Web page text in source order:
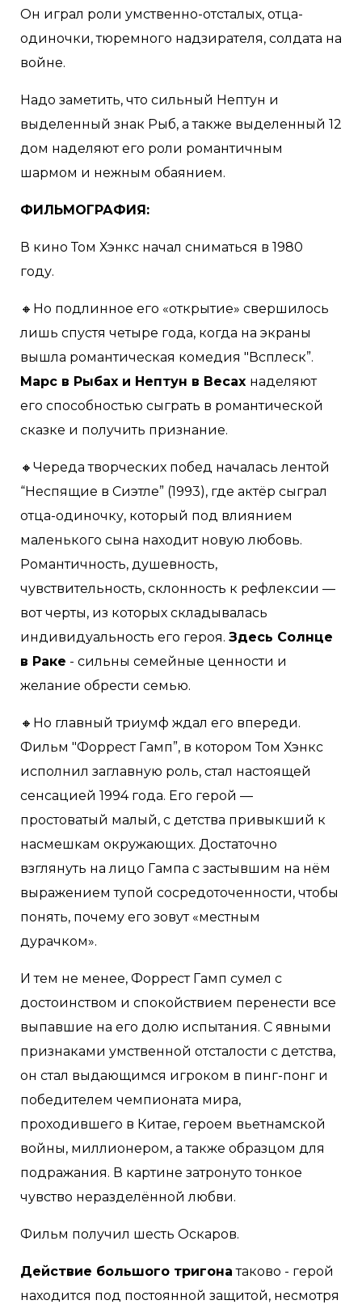
Он играл роли умственно-отсталых, отца-
одиночки, тюремного надзирателя, солдата на
войне.
Надо заметить, что сильный Нептун и
выделенный знак Рыб, а также выделенный 12
дом наделяют его роли романтичным
шармом и нежным обаянием.
ФИЛЬМОГРАФИЯ:
В кино Том Хэнкс начал сниматься в 1980
году.
🔸Но подлинное его «открытие» свершилось
лишь спустя четыре года, когда на экраны
вышла романтическая комедия "Всплеск”.
Марс в Рыбах и Нептун в Весах наделяют
его способностью сыграть в романтической
сказке и получить признание.
🔸Череда творческих побед началась лентой
“Неспящие в Сиэтле” (1993), где актёр сыграл
отца-одиночку, который под влиянием
маленького сына находит новую любовь.
Романтичность, душевность,
чувствительность, склонность к рефлексии —
вот черты, из которых складывалась
индивидуальность его героя. Здесь Солнце
в Раке - сильны семейные ценности и
желание обрести семью.
🔸Но главный триумф ждал его впереди.
Фильм "Форрест Гамп”, в котором Том Хэнкс
исполнил заглавную роль, стал настоящей
сенсацией 1994 года. Его герой —
простоватый малый, с детства привыкший к
насмешкам окружающих. Достаточно
взглянуть на лицо Гампа с застывшим на нём
выражением тупой сосредоточенности, чтобы
понять, почему его зовут «местным
дурачком».
И тем не менее, Форрест Гамп сумел с
достоинством и спокойствием перенести все
выпавшие на его долю испытания. С явными
признаками умственной отсталости с детства,
он стал выдающимся игроком в пинг-понг и
победителем чемпионата мира,
проходившего в Китае, героем вьетнамской
войны, миллионером, а также образцом для
подражания. В картине затронуто тонкое
чувство неразделённой любви.
Фильм получил шесть Оскаров.
Действие большого тригона таково - герой
находится под постоянной защитой, несмотря